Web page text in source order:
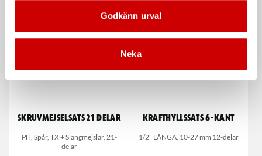
Godkänn urval
Neka
Skruvmejselsats 21 delar
PH, Spår, TX + Slangmejslar, 21-
delar
Krafthyllssats 6-kant
1/2" LÅNGA, 10-27 mm 12-delar